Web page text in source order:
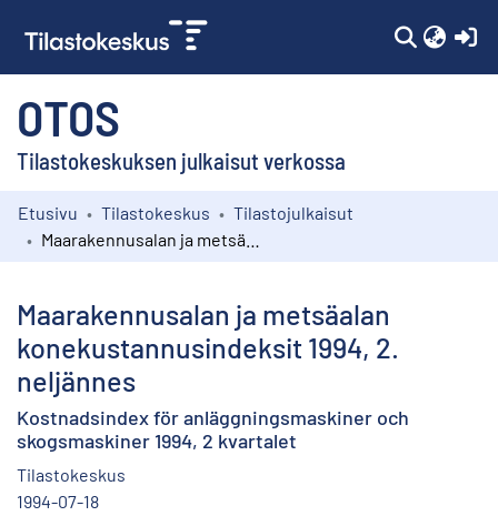
OTOS
Tilastokeskuksen julkaisut verkossa
Kokoelmat
Etusivu Tilastokeskus
Tilastojulkaisut
Maarakennusalan ja metsäalan
konekustannusindeksit 1994, 2.
neljännes
Kostnadsindex för anläggningsmaskiner och
skogsmaskiner 1994, 2 kvartalet
Tilastokeskus
1994-07-18